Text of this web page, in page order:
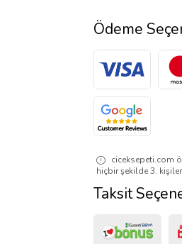
Ödeme
ciceksepeti.com
hiçbir şekilde 3.
Taksit